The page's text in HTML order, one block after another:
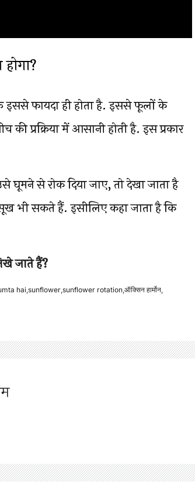
इससे फायदा ही होता है. इससे फूलों के
प्रक्रिया में आसानी होती है. इस प्रकार
से रोक दिया जाए, तो देखा जाता है
भी सकते हैं. इसीलिए कहा जाता है कि
जाते हैं?
hai,sunflower,sunflower rotation,ऑक्सिन हार्मोन,